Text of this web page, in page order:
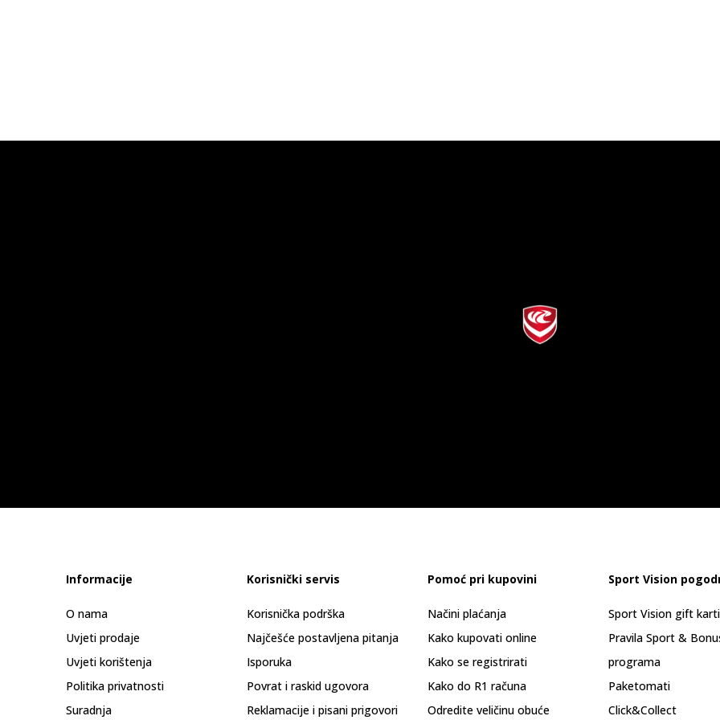
Informacije
O nama
Uvjeti prodaje
Uvjeti korištenja
Politika privatnosti
Suradnja
Korisnički servis
Korisnička podrška
Najčešće postavljena pitanja
Isporuka
Povrat i raskid ugovora
Reklamacije i pisani prigovori
Pomoć pri kupovini
Načini plaćanja
Kako kupovati online
Kako se registrirati
Kako do R1 računa
Odredite veličinu obuće
Sport Vision
Sport Vision gift
Pravila Sport &
programa
Paketomati
Click&Collect